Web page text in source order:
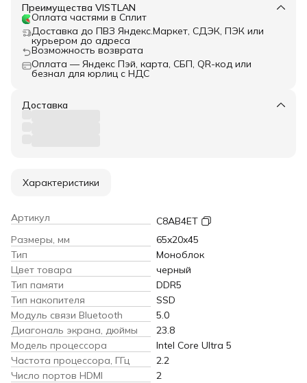
Преимущества VISTLAN
Оплата частями в Сплит
Доставка до ПВЗ Яндекс.Маркет, СДЭК, ПЭК или
курьером до адреса
Возможность возврата
Оплата — Яндекс Пэй, карта, СБП, QR-код или
безнал для юрлиц с НДС
Доставка
Характеристики
Артикул
C8AB4ET
Размеры, мм
65x20x45
Тип
Моноблок
Цвет товара
черный
Тип памяти
DDR5
Тип накопителя
SSD
Модуль связи Bluetooth
5.0
Диагональ экрана, дюймы
23.8
Модель процессора
Intel Core Ultra 5
Частота процессора, ГГц
2.2
Число портов HDMI
2